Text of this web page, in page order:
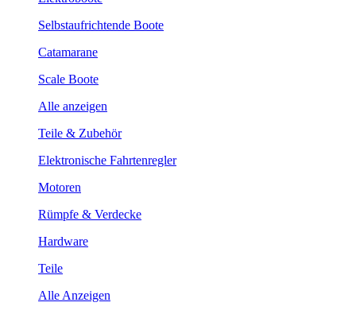
Selbstaufrichtende Boote
Catamarane
Scale Boote
Alle anzeigen
Teile & Zubehör
Elektronische Fahrtenregler
Motoren
Rümpfe & Verdecke
Hardware
Teile
Alle Anzeigen